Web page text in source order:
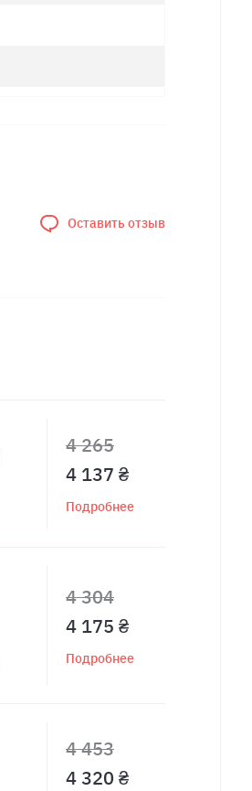
Оставить отзыв
4 265
4 137 ₴
Подробнее
4 304
4 175 ₴
Подробнее
4 453
4 320 ₴